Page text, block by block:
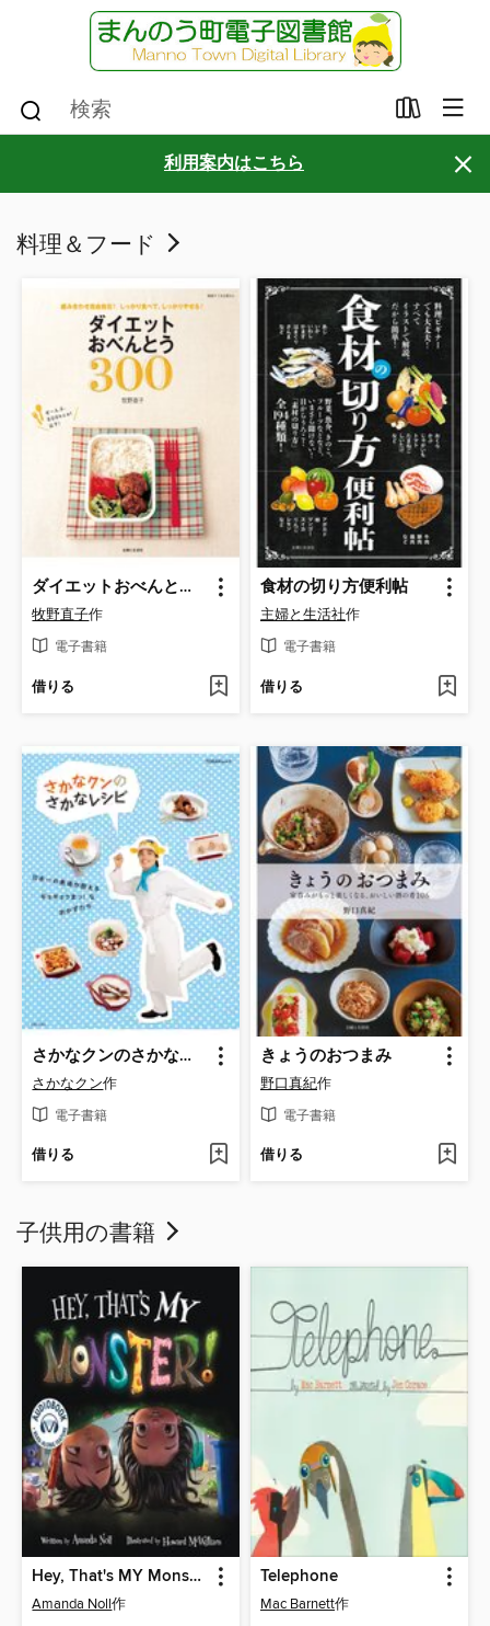
利用案内はこちら ×
料理＆フード
ダイエットおべんとう３００ 組み合わせ自由自在!しっかり食べて、しっかりやせる!
牧野直子作
電子書籍
借りる
食材の切り方便利帖
主婦と生活社作
電子書籍
借りる
さかなクンのさかなレシピ 日本一の魚通が教えるギョギョうまっ!なおかずたち
さかなクン作
電子書籍
借りる
きょうのおつまみ
野口真紀作
電子書籍
借りる
子供用の書籍
Hey, That's MY Monster!
Amanda Noll作
Telephone
Mac Barnett作